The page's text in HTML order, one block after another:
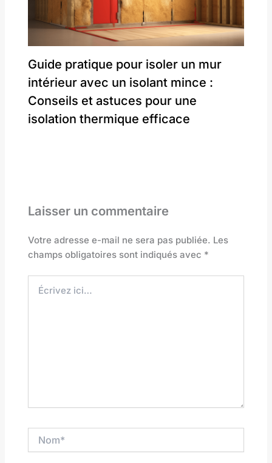
Guide pratique pour isoler un mur
intérieur avec un isolant mince :
Conseils et astuces pour une
isolation thermique efficace
Laisser un commentaire
Votre adresse e-mail ne sera pas publiée. Les
champs obligatoires sont indiqués avec *
ici…